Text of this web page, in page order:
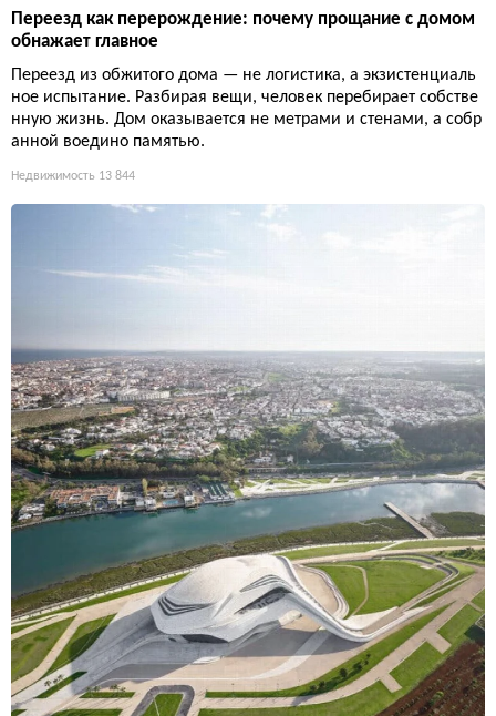
Переезд как перерождение: почему прощание с домом
обнажает главное
Переезд из обжитого дома — не логистика, а экзистенциаль
ное испытание. Разбирая вещи, человек перебирает собстве
нную жизнь. Дом оказывается не метрами и стенами, а собр
анной воедино памятью.
Недвижимость 13 844